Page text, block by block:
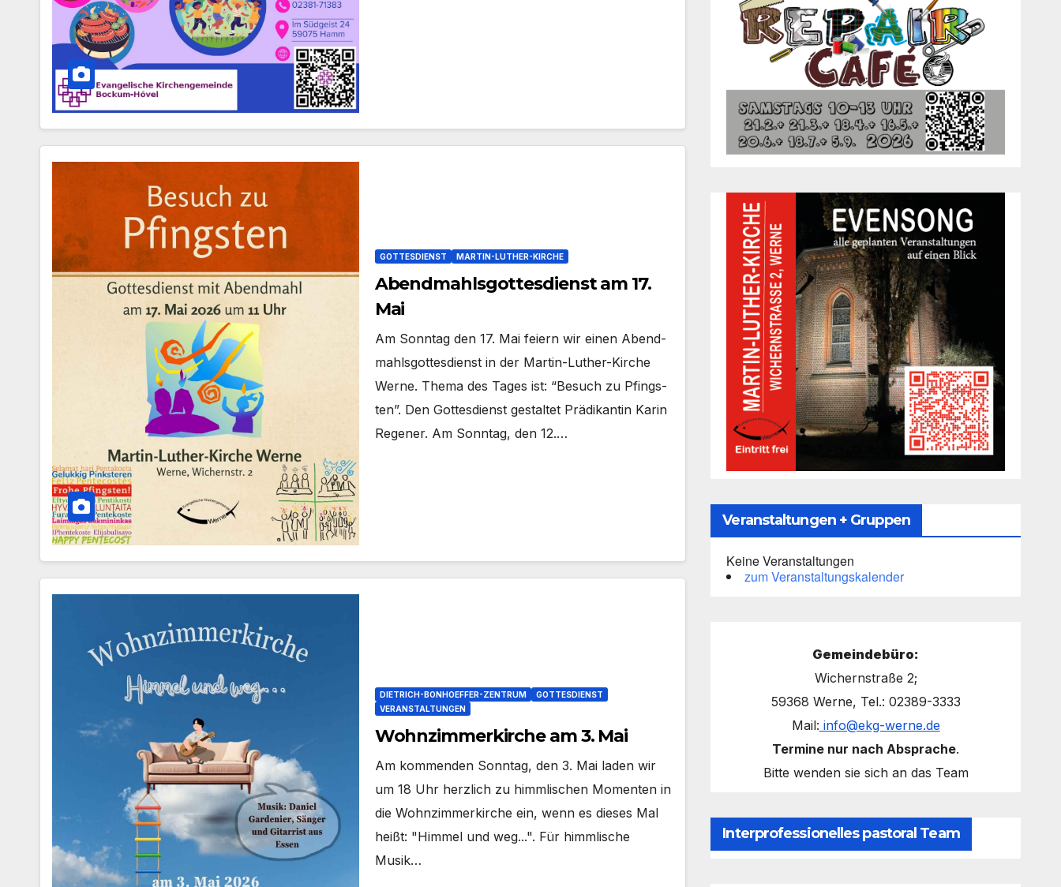
GOTTESDIENST MARTIN-LUTHER-KIRCHE
Abendmahlsgottesdienst am 17.
Mai
Am Sonn­tag den 17. Mai fei­ern wir einen Abend­
mahls­got­tes­dienst in der Martin-Luther-Kirche
Wer­ne. The­ma des Tages ist: “Besuch zu Pfings­
ten”. Den Got­tes­dienst gestal­tet Prä­di­kan­tin Karin
Rege­ner. Am Sonn­tag, den 12.…
DIETRICH-BONHOEFFER-ZENTRUM
GOTTESDIENST
VERANSTALTUNGEN
Wohnzimmerkirche am 3. Mai
Am kommenden Sonntag, den 3. Mai laden wir
um 18 Uhr herzlich zu himmlischen Momenten in
die Wohnzimmerkirche ein, wenn es dieses Mal
heißt: "Himmel und weg...". Für himmlische
Musik…
Veranstaltungen + Gruppen
Keine Veranstaltungen
zum Veranstaltungskalender
Gemeindebüro:
Wichernstraße 2;
59368 Werne, Tel.: 02389-3333
Mail: info@ekg-werne.de
Termine nur nach Absprache.
Bitte wenden sie sich an das Team
Interprofessionelles pastoral Team